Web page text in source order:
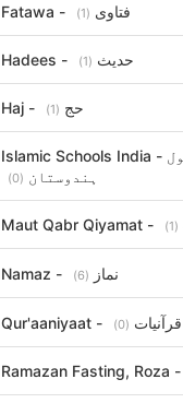
Fatawa - فتاوی (1)
Hadees - حدیث (1)
Haj - حج (1)
Islamic Schools India - اسلامک اسکول
ہندوستان (0)
(1)
Namaz - نماز (6)
Qur'aaniyaat - قرآنیات (0)